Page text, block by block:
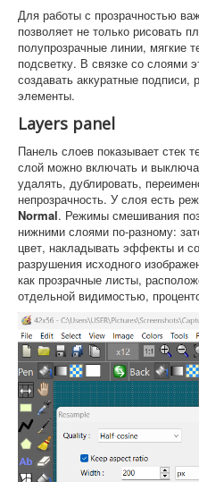
Для работы с прозрачностью
позволяет не только рисовать
полупрозрачные линии, мягкие
подсветку. В связке со слоями
создавать аккуратные
элементы.
Layers panel
Панель слоев показывает стек
слой можно включать и
удалять, дублировать,
непрозрачность. У слоя есть
Normal. Режимы смешивания
нижними слоями по-разному:
цвет, накладывать эффекты и
разрушения исходного
как прозрачные листы,
отдельной видимостью,